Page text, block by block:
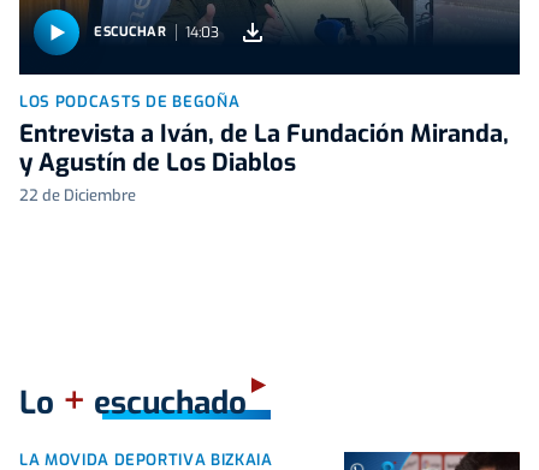
ESCUCHAR 14:03
LOS PODCASTS DE BEGOÑA
Entrevista a Iván, de La Fundación Miranda,
y Agustín de Los Diablos
22 de Diciembre
Lo + escuchado
LA MOVIDA DEPORTIVA BIZKAIA